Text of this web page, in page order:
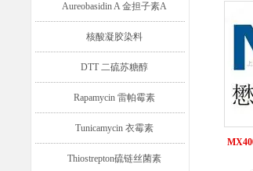
Aureobasidin A 金担子素A
核酸凝胶染料
DTT 二硫苏糖醇
Rapamycin 雷帕霉素
Tunicamycin 衣霉素
Thiostrepton硫链丝菌素